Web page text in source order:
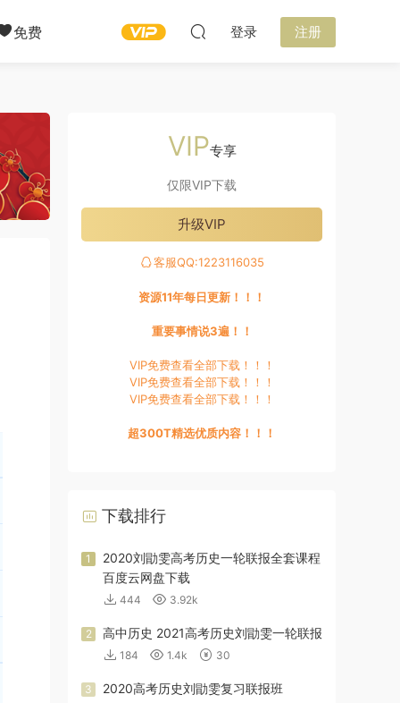
免费 登录 注册
VIP专享
仅限VIP下载
升级VIP
客服QQ:1223116035
资源11年每日更新！！！
重要事情说3遍！！
VIP免费查看全部下载！！！
VIP免费查看全部下载！！！
VIP免费查看全部下载！！！
超300T精选优质内容！！！
下载排行
1
2020刘勖雯高考历史一轮联报全套课程
百度云网盘下载
444 3.92k
2 高中历史 2021高考历史刘勖雯一轮联报
184 1.4k 30
3 2020高考历史刘勖雯复习联报班